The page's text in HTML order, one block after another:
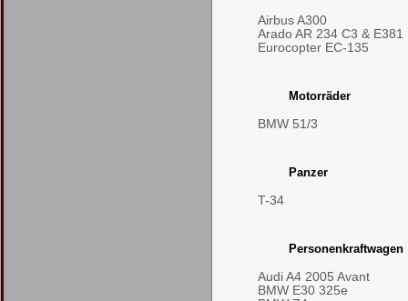
Airbus A300
Arado AR 234 C3 & E381
Eurocopter EC-135
Motorräder
BMW 51/3
Panzer
T-34
Personenkraftwagen
Audi A4 2005 Avant
BMW E30 325e